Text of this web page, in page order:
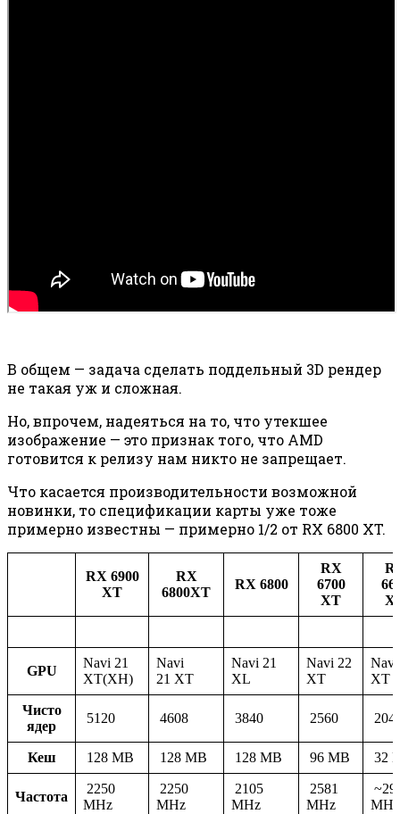
В общем — задача сделать поддельный 3D рендер
не такая уж и сложная.
Но, впрочем, надеяться на то, что утекшее
изображение — это признак того, что AMD
готовится к релизу нам никто не запрещает.
Что касается производительности возможной
новинки, то спецификации карты уже тоже
примерно известны — примерно 1/2 от RX 6800 XT.
RX 6900
XT
RX
6800XT
RX 6800
RX
6700
XT
GPU
Navi 21
XT(XH)
Navi
21 XT
Navi 21
XL
Navi 22
XT
XT
Чисто
ядер
5120 4608 3840 2560
Кеш 128 MB 128 MB 128 MB 96 MB 32
Частота
2250
MHz
2250
MHz
2105
MHz
2581
MHz
MHz